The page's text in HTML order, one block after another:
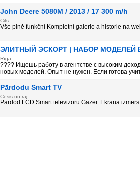
John Deere 5080M / 2013 / 17 300 m/h
Cits
Vše plně funkční Kompletní galerie a historie na
ЭЛИТНЫЙ ЭСКОРТ | НАБОР МОДЕЛЕЙ
Rīga
???? Ищешь работу в агентстве с высоким
новых моделей. Опыт не нужен. Если готова
Pārdodu Smart TV
Cēsis un raj.
Pārdod LCD Smart televizoru Gazer. Ekrāna